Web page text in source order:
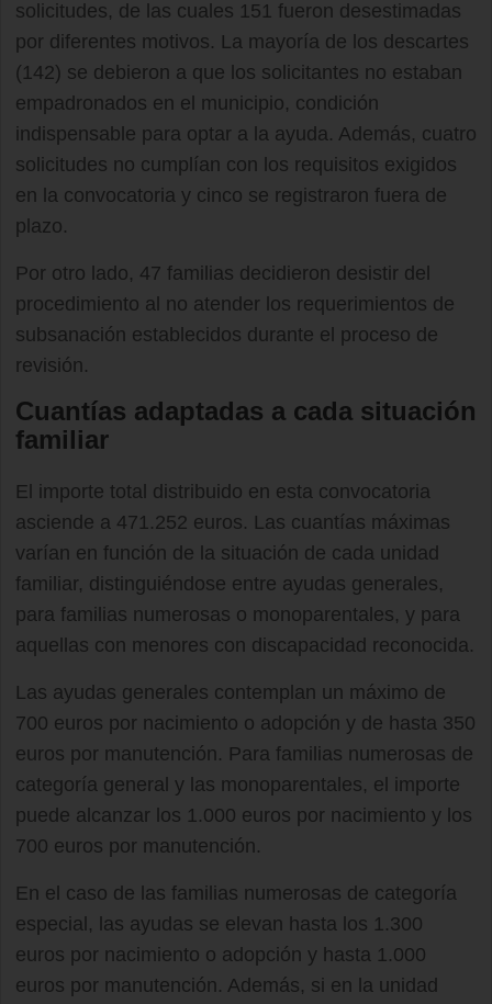
solicitudes, de las cuales 151 fueron desestimadas
por diferentes motivos. La mayoría de los descartes
(142) se debieron a que los solicitantes no estaban
empadronados en el municipio, condición
indispensable para optar a la ayuda. Además, cuatro
solicitudes no cumplían con los requisitos exigidos
en la convocatoria y cinco se registraron fuera de
plazo.
Por otro lado, 47 familias decidieron desistir del
procedimiento al no atender los requerimientos de
subsanación establecidos durante el proceso de
revisión.
Cuantías adaptadas a cada situación
familiar
El importe total distribuido en esta convocatoria
asciende a 471.252 euros. Las cuantías máximas
varían en función de la situación de cada unidad
familiar, distinguiéndose entre ayudas generales,
para familias numerosas o monoparentales, y para
aquellas con menores con discapacidad reconocida.
Las ayudas generales contemplan un máximo de
700 euros por nacimiento o adopción y de hasta 350
euros por manutención. Para familias numerosas de
categoría general y las monoparentales, el importe
puede alcanzar los 1.000 euros por nacimiento y los
700 euros por manutención.
En el caso de las familias numerosas de categoría
especial, las ayudas se elevan hasta los 1.300
euros por nacimiento o adopción y hasta 1.000
euros por manutención. Además, si en la unidad